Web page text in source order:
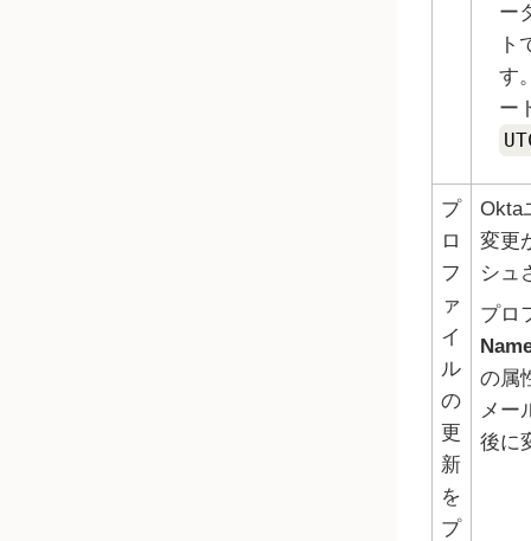
ー
ト
す
ー
プ
ロ
フ
ァ
イ
ル
の
更
新
を
プ
Okta
変更
シュ
プロ
の属
メー
後に